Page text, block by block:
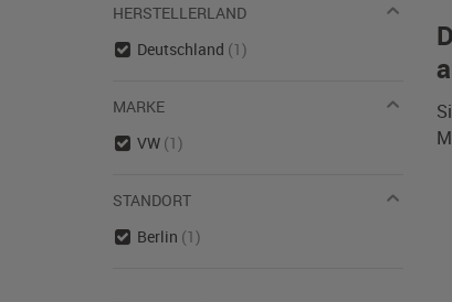
HERSTELLERLAND
Deutschland (1)
MARKE
VW (1)
STANDORT
Berlin (1)